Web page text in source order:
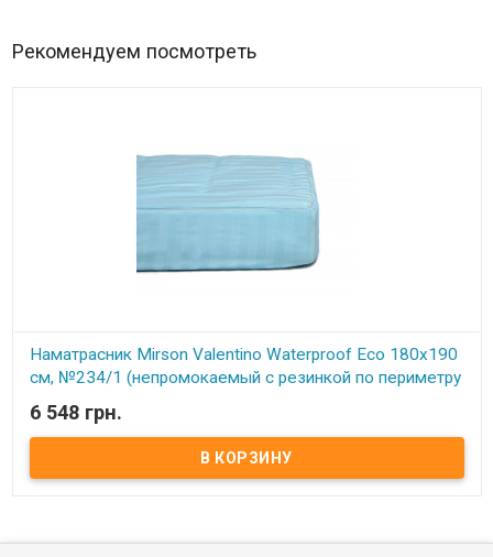
Рекомендуем посмотреть
Наматрасник Mirson Valentino Waterproof Eco 180x190
см, №234/1 (непромокаемый с резинкой по периметру
+ АЛОЭ ВЕРА)
Наматрасник Mirson Valentino Waterproof Eco 180x190 см, №234/1
Упаковка: сумка фирменная. Производитель: Украина-Италия.
6 548 грн.